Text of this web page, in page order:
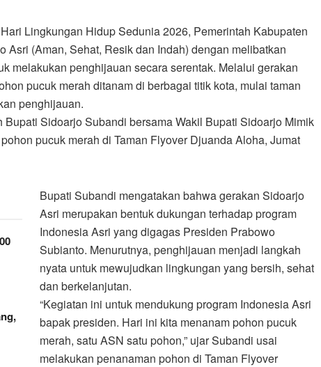
Lingkungan Hidup Sedunia 2026, Pemerintah Kabupaten
Asri (Aman, Sehat, Resik dan Indah) dengan melibatkan
melakukan penghijauan secara serentak. Melalui gerakan
pucuk merah ditanam di berbagai titik kota, mulai taman
penghijauan.
Sidoarjo Subandi bersama Wakil Bupati Sidoarjo Mimik
pucuk merah di Taman Flyover Djuanda Aloha, Jumat
Bupati Subandi mengatakan bahwa gerakan Sidoarjo
Asri merupakan bentuk dukungan terhadap program
Indonesia Asri yang digagas Presiden Prabowo
Subianto. Menurutnya, penghijauan menjadi langkah
nyata untuk mewujudkan lingkungan yang bersih, sehat
dan berkelanjutan.
“Kegiatan ini untuk mendukung program Indonesia Asri
bapak presiden. Hari ini kita menanam pohon pucuk
merah, satu ASN satu pohon,” ujar Subandi usai
melakukan penanaman pohon di Taman Flyover